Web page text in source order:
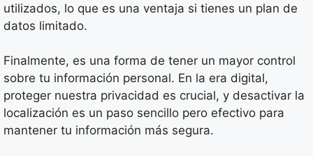
utilizados, lo que es una ventaja si tienes un plan de
datos limitado.
Finalmente, es una forma de tener un mayor control
sobre tu información personal. En la era digital,
proteger nuestra privacidad es crucial, y desactivar la
localización es un paso sencillo pero efectivo para
mantener tu información más segura.